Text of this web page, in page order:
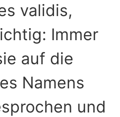
validis,
Immer
auf die
Namens
und